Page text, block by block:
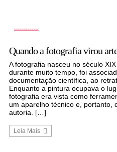
COLUNA
Quando a fotografia virou
A fotografia nasceu no século
durante muito tempo, foi
documentação científica, ao
Enquanto a pintura ocupava o
fotografia era vista como
um aparelho técnico e, portanto,
autoria. […]
Leia Mais